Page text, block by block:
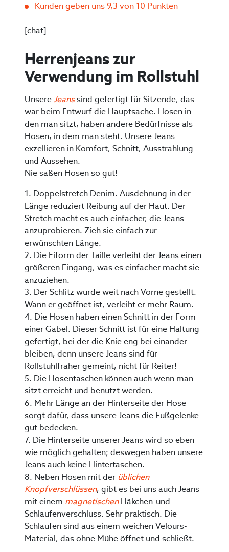
Kunden geben uns 9,3 von 10 Punkten
[chat]
Herrenjeans zur
Verwendung im Rollstuhl
UnsereJeanssind gefertigt für Sitzende, das
war beim Entwurf die Hauptsache. Hosen in
den man sitzt, haben andere Bedürfnisse als
Hosen, in dem man steht. Unsere Jeans
exzellieren in Komfort, Schnitt, Ausstrahlung
und Aussehen.
Nie saßen Hosen so gut!
1. Doppelstretch Denim. Ausdehnung in der
Länge reduziert Reibung auf der Haut. Der
Stretch macht es auch einfacher, die Jeans
anzuprobieren. Zieh sie einfach zur
erwünschten Länge.
2. Die Eiform der Taille verleiht der Jeans einen
größeren Eingang, was es einfacher macht sie
anzuziehen.
3. Der Schlitz wurde weit nach Vorne gestellt.
Wann er geöffnet ist, verleiht er mehr Raum.
4. Die Hosen haben einen Schnitt in der Form
einer Gabel. Dieser Schnitt ist für eine Haltung
gefertigt, bei der die Knie eng bei einander
bleiben, denn unsere Jeans sind für
Rollstuhlfraher gemeint, nicht für Reiter!
5. Die Hosentaschen können auch wenn man
sitzt erreicht und benutzt werden.
6. Mehr Länge an der Hinterseite der Hose
sorgt dafür, dass unsere Jeans die Fußgelenke
gut bedecken.
7. Die Hinterseite unserer Jeans wird so eben
wie möglich gehalten; deswegen haben unsere
Jeans auch keine Hintertaschen.
8. Neben Hosen mit der üblichen
Knopfverschlüssen, gibt es bei uns auch Jeans
mit einem magnetischenHäkchen-und-
Schlaufenverschluss. Sehr praktisch. Die
Schlaufen sind aus einem weichen Velours-
Material, das ohne Mühe öffnet und schließt.